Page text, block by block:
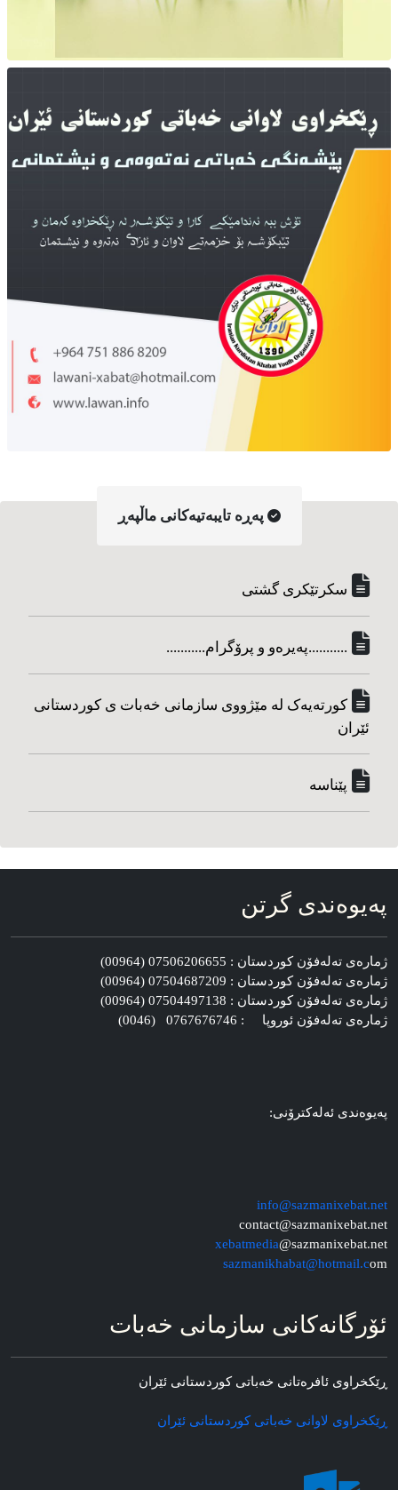
په‌ڕه‌ تایبه‌تیه‌کانی ماڵپه‌ڕ
سکرتێکری گشتی
...........په‌یره‌و و پرۆگرام...........
کورته‌یه‌ک له مێژووی سازمانی خه‌بات ی کوردستانی
ئێران
پێناسه‌
په‌یوه‌ندی گرتن
ژماره‌ی ته‌له‌فۆن کوردستان : 07506206655 (00964)
ژماره‌ی ته‌له‌فۆن کوردستان : 07504687209 (00964)
ژماره‌ی ته‌له‌فۆن کوردستان : 07504497138 (00964)
ژماره‌ی ته‌له‌فۆن ئوروپا : 0767676746 (0046)
په‌یوه‌ندی ئه‌له‌کترۆنی:
info@sazmanixebat.net
contact@sazmanixebat.net
xebatmedia@sazmanixebat.net
sazmanikhabat@hotmail.com
ئۆرگانه‌کانی سازمانی خه‌بات
ڕێکخراوی ئافره‌تانی خه‌باتی کوردستانی ئێران
ڕێکخراوی لاوانی خه‌باتی کوردستانی ئێران